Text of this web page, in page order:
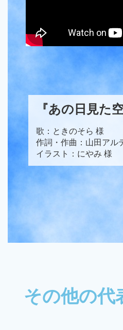
『あの日見た空
歌：ときのそら 様
作詞・作曲：山田アル
イラスト：にやみ 様
その他の代